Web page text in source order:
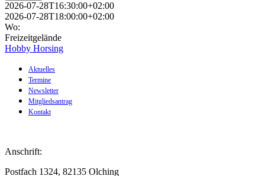
2026-07-28T16:30:00+02:00
2026-07-28T18:00:00+02:00
Wo:
Freizeitgelände
Hobby Horsing
Aktuelles
Termine
Newsletter
Mitgliedsantrag
Kontakt
Anschrift:
Postfach 1324, 82135 Olching